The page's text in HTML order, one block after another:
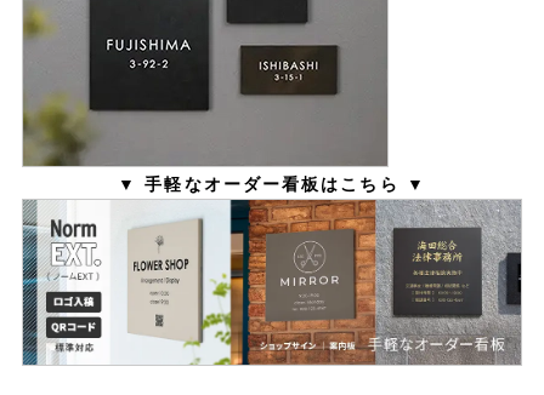
▼ 手軽なオーダー看板はこちら ▼